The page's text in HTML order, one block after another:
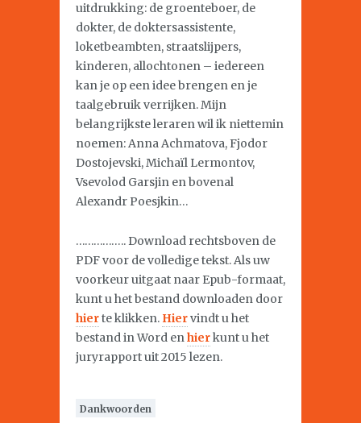
uitdrukking: de groenteboer, de
dokter, de doktersassistente,
loketbeambten, straatslijpers,
kinderen, allochtonen – iedereen
kan je op een idee brengen en je
taalgebruik verrijken. Mijn
belangrijkste leraren wil ik niettemin
noemen: Anna Achmatova, Fjodor
Dostojevski, Michaïl Lermontov,
Vsevolod Garsjin en bovenal
Alexandr Poesjkin…
…………….. Download rechtsboven de
PDF voor de volledige tekst. Als uw
voorkeur uitgaat naar Epub-formaat,
kunt u het bestand downloaden door
hierte klikken. Hiervindt u het
bestand in Word enhierkunt u het
juryrapport uit 2015 lezen.
Dankwoorden